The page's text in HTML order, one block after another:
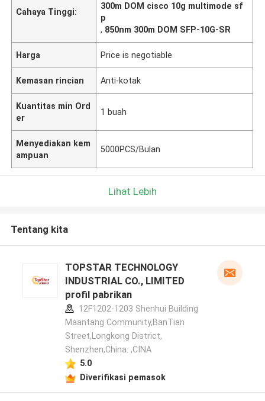
Cahaya Tinggi:
300m DOM cisco 10g multimode sf
p
, 850nm 300m DOM SFP-10G-SR
Harga Price is negotiable
Kemasan rincian Anti-kotak
Kuantitas min Ord
er
1 buah
Menyediakan kem
ampuan
5000PCS/Bulan
Lihat Lebih
Tentang kita
TOPSTAR TECHNOLOGY
INDUSTRIAL CO., LIMITED
profil pabrikan
12F1202-1203 Shenhui Building
Maantang Community,BanTian
Street,Longkong District,
Shenzhen,China. ,CINA
5.0
Diverifikasi pemasok